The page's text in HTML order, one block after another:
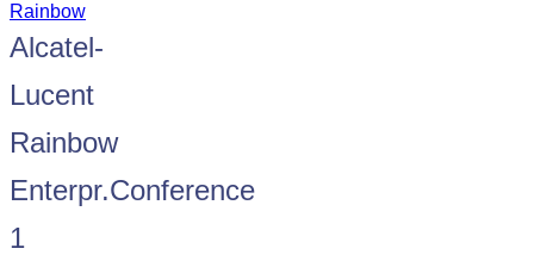
Alcatel-
Lucent
Rainbow
Enterpr.Conference
1